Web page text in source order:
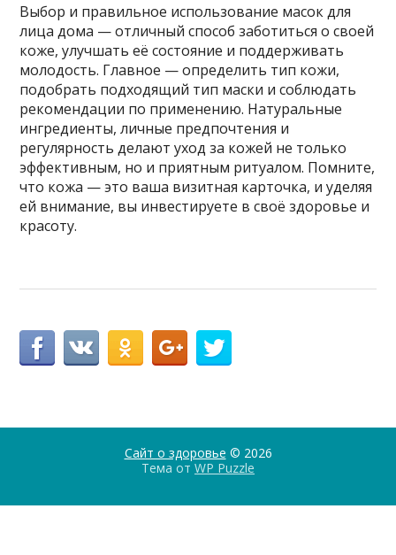
Выбор и правильное использование масок для
лица дома — отличный способ заботиться о своей
коже, улучшать её состояние и поддерживать
молодость. Главное — определить тип кожи,
подобрать подходящий тип маски и соблюдать
рекомендации по применению. Натуральные
ингредиенты, личные предпочтения и
регулярность делают уход за кожей не только
эффективным, но и приятным ритуалом. Помните,
что кожа — это ваша визитная карточка, и уделяя
ей внимание, вы инвестируете в своё здоровье и
красоту.
Сайт о здоровье © 2026
Тема от WP Puzzle